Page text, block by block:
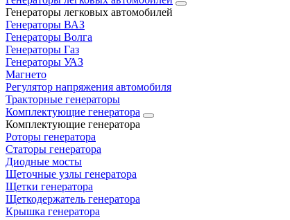
Генераторы легковых автомобилей
Генераторы ВАЗ
Генераторы Волга
Генераторы Газ
Генераторы УАЗ
Магнето
Регулятор напряжения автомобиля
Тракторные генераторы
Комплектующие генератора
Комплектующие генератора
Роторы генератора
Статоры генератора
Диодные мосты
Щеточные узлы генератора
Щетки генератора
Щеткодержатель генератора
Крышка генератора